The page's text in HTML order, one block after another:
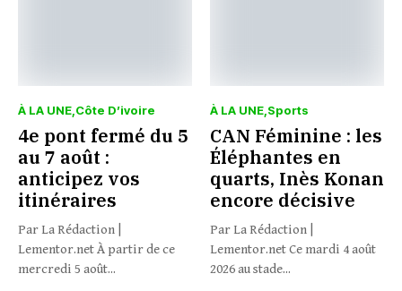
À LA UNE Côte D’ivoire
4e pont fermé du 5
au 7 août :
anticipez vos
itinéraires
Par La Rédaction |
Lementor.net À partir de ce
mercredi 5 août...
À LA UNE Sports
CAN Féminine : les
Éléphantes en
quarts, Inès Konan
encore décisive
Par La Rédaction |
Lementor.net Ce mardi 4 août
2026 au stade...